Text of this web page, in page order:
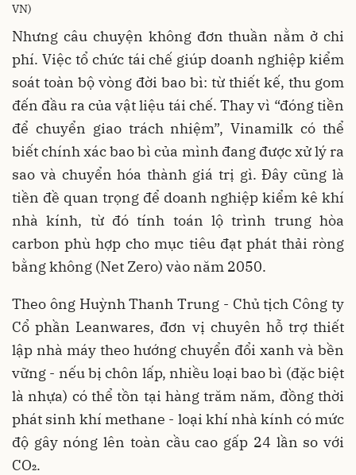
VN)
Nhưng câu chuyện không đơn thuần nằm ở chi
phí. Việc tổ chức tái chế giúp doanh nghiệp kiểm
soát toàn bộ vòng đời bao bì: từ thiết kế, thu gom
đến đầu ra của vật liệu tái chế. Thay vì “đóng tiền
để chuyển giao trách nhiệm”, Vinamilk có thể
biết chính xác bao bì của mình đang được xử lý ra
sao và chuyển hóa thành giá trị gì. Đây cũng là
tiền đề quan trọng để doanh nghiệp kiểm kê khí
nhà kính, từ đó tính toán lộ trình trung hòa
carbon phù hợp cho mục tiêu đạt phát thải ròng
bằng không (Net Zero) vào năm 2050.
Theo ông Huỳnh Thanh Trung - Chủ tịch Công ty
Cổ phần Leanwares, đơn vị chuyên hỗ trợ thiết
lập nhà máy theo hướng chuyển đổi xanh và bền
vững - nếu bị chôn lấp, nhiều loại bao bì (đặc biệt
là nhựa) có thể tồn tại hàng trăm năm, đồng thời
phát sinh khí methane - loại khí nhà kính có mức
độ gây nóng lên toàn cầu cao gấp 24 lần so với
CO₂.